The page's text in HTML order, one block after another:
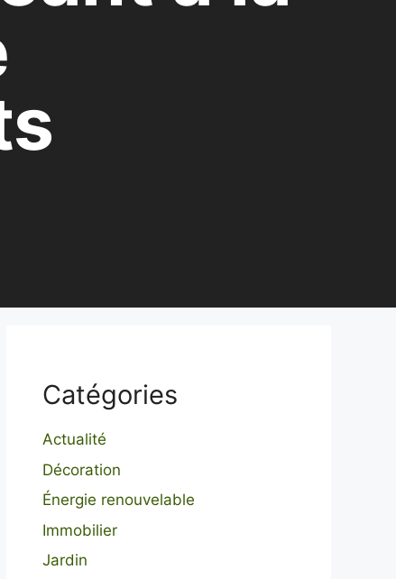
Catégories
Actualité
Décoration
Énergie renouvelable
Immobilier
Jardin